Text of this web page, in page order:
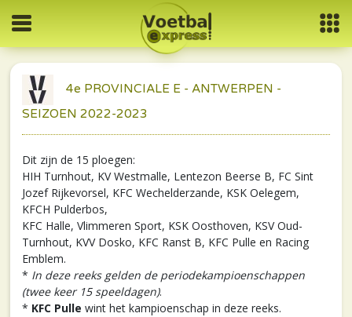
4e PROVINCIALE E - ANTWERPEN -
SEIZOEN 2022-2023
Dit zijn de 15 ploegen:
HIH Turnhout, KV Westmalle, Lentezon Beerse B, FC Sint
Jozef Rijkevorsel, KFC Wechelderzande, KSK Oelegem,
KFCH Pulderbos,
KFC Halle, Vlimmeren Sport, KSK Oosthoven, KSV Oud-
Turnhout, KVV Dosko, KFC Ranst B, KFC Pulle en Racing
Emblem.
* In deze reeks gelden de periodekampioenschappen
(twee keer 15 speeldagen).
* KFC Pulle wint het kampioenschap in deze reeks.